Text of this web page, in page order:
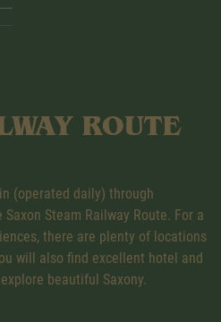
ROUTE
(operated daily) through
Steam Railway Route. For a
there are plenty of locations
will also find excellent hotel and
beautiful Saxony.